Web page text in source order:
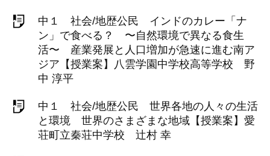
中１ 社会/地歴公民 インドのカレー「ナ
ン」で食べる？ 〜自然環境で異なる食生
活〜 産業発展と人口増加が急速に進む南ア
ジア【授業案】八雲学園中学校高等学校 野
中 淳平
中１ 社会/地歴公民 世界各地の人々の生活
と環境 世界のさまざまな地域【授業案】愛
荘町立秦荘中学校 辻村 幸